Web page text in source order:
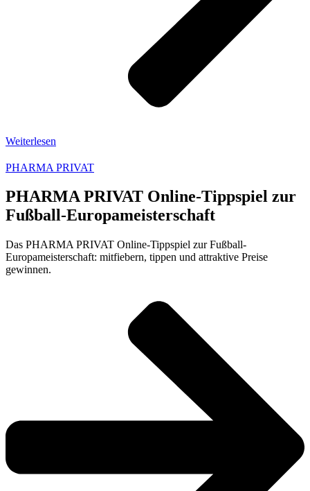
Weiterlesen
PHARMA PRIVAT
PHARMA PRIVAT Online-Tippspiel zur
Fußball-Europameisterschaft
Das PHARMA PRIVAT Online-Tippspiel zur Fußball-
Europameisterschaft: mitfiebern, tippen und attraktive Preise
gewinnen.